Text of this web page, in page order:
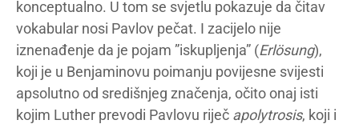
konceptualno. U tom se svjetlu pokazuje da čitav
vokabular nosi Pavlov pečat. I zacijelo nije
iznenađenje da je pojam ”iskupljenja” (Erlösung),
koji je u Benjaminovu poimanju povijesne svijesti
apsolutno od središnjeg značenja, očito onaj isti
kojim Luther prevodi Pavlovu riječ apolytrosis, koji i